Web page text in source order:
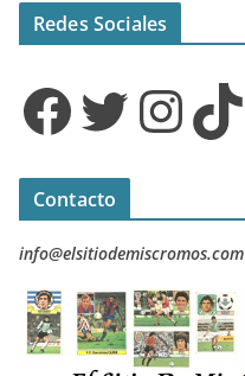
Redes Sociales
Facebook Twitter InstagramTikTok
Contacto
info@elsitiodemiscromos.com